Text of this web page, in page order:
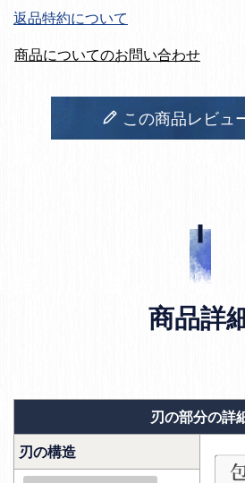
返品特約について
商品についてのお問い合わせ
この商品レビュ
商品詳
刃の部分の詳
刃の構造